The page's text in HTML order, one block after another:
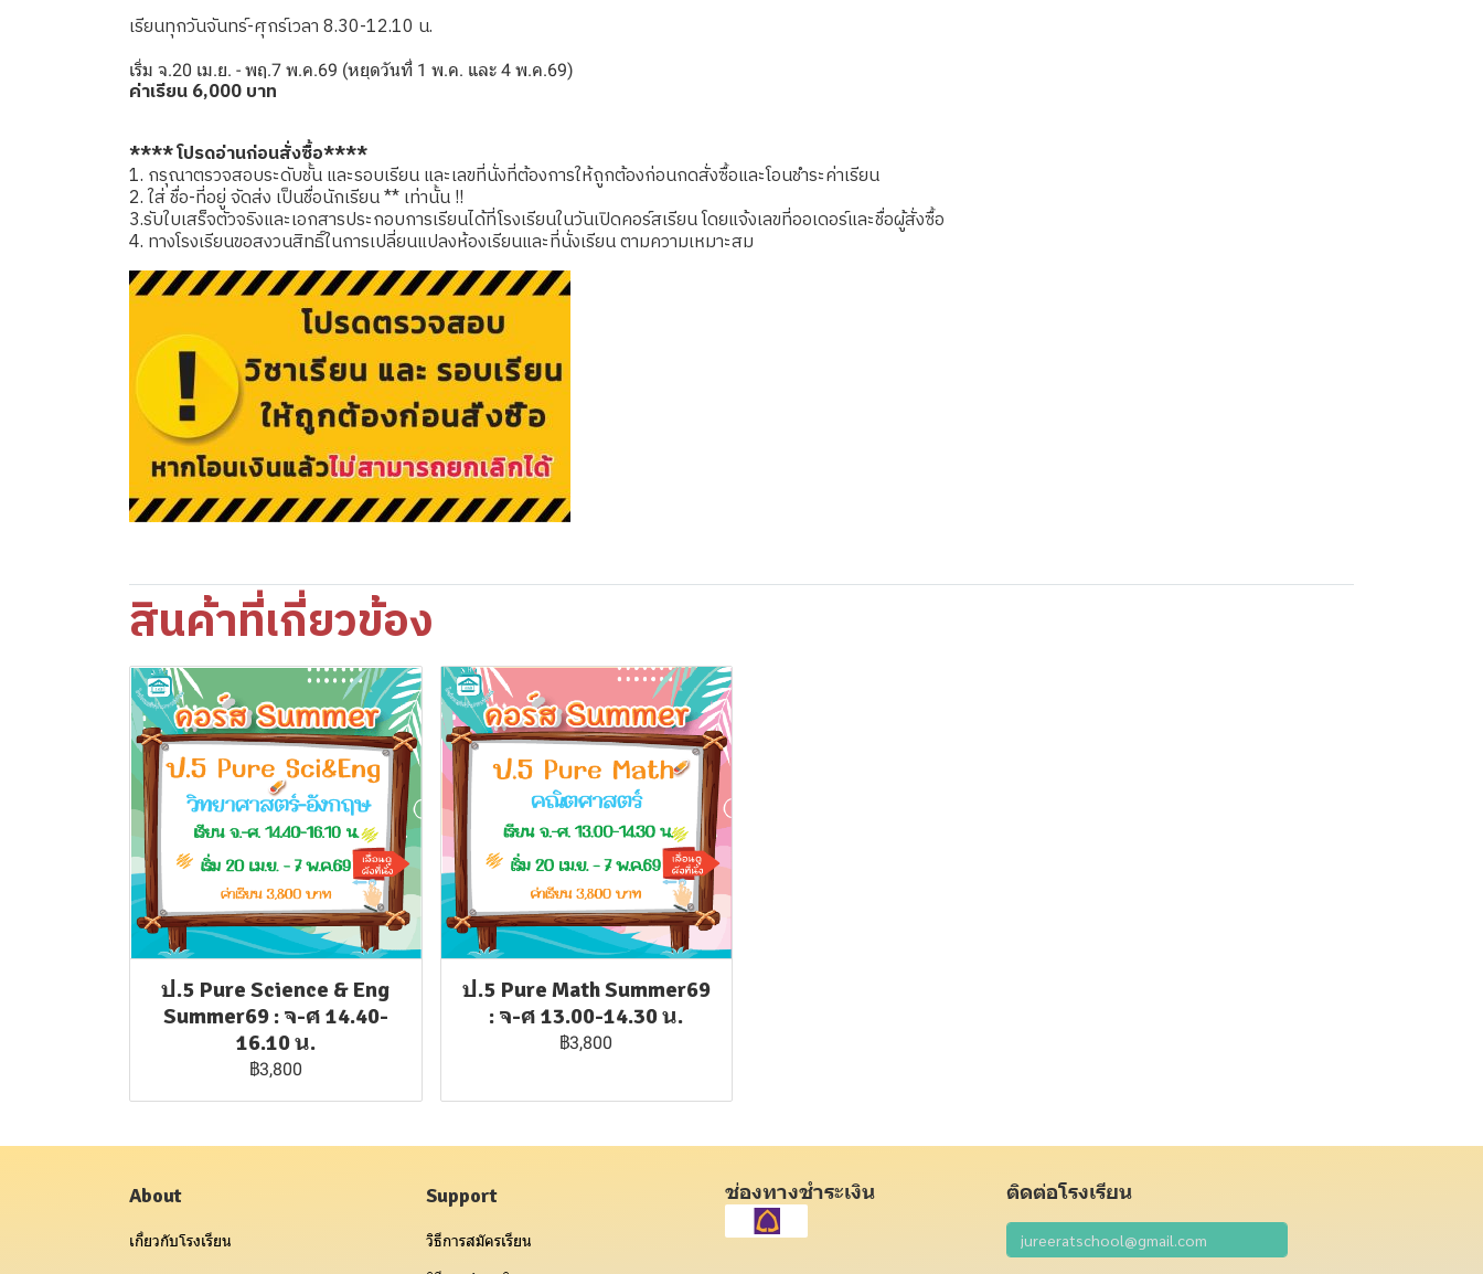
เรียนทุกวันจันทร์-ศุกร์เวลา 8.30-12.10 น.
เริ่ม จ.20 เม.ย. - พฤ.7 พ.ค.69 (หยุดวันที่ 1 พ.ค. และ 4 พ.ค.69)
ค่าเรียน 6,000 บาท
**** โปรดอ่านก่อนสั่งซื้อ****
1. กรุณาตรวจสอบระดับชั้น และรอบเรียน และเลขที่นั่งที่ต้องการให้ถูกต้องก่อนกดสั่งซื้อและโอนชำระค่าเรียน
2. ใส่ ชื่อ-ที่อยู่ จัดส่ง เป็นชื่อนักเรียน ** เท่านั้น !!
3.รับใบเสร็จตัวจริงและเอกสารประกอบการเรียนได้ที่โรงเรียนในวันเปิดคอร์สเรียน โดยแจ้งเลขที่ออเดอร์และชื่อผู้สั่งซื้อ
4. ทางโรงเรียนขอสงวนสิทธิ์ในการเปลี่ยนแปลงห้องเรียนและที่นั่งเรียน ตามความเหมาะสม
สินค้าที่เกี่ยวข้อง
ป.5 Pure Science & Eng
Summer69 : จ-ศ 14.40-
16.10 น.
฿3,800
ป.5 Pure Math Summer69
: จ-ศ 13.00-14.30 น.
฿3,800
About
เกี่ยวกับโรงเรียน
Support
วิธีการสมัครเรียน
ช่องทางชำระเงิน ติดต่อโรงเรียน